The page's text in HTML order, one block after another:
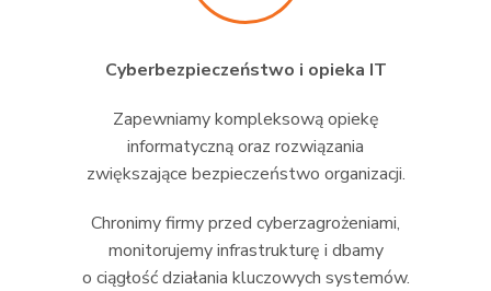
Cyberbezpieczeństwo i opieka IT
Zapewniamy kompleksową opiekę
informatyczną oraz rozwiązania
zwiększające bezpieczeństwo organizacji.
Chronimy firmy przed cyberzagrożeniami,
monitorujemy infrastrukturę i dbamy
o ciągłość działania kluczowych systemów.